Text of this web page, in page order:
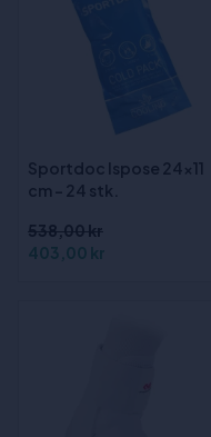
Sportdoc Ispose 24x11
cm - 24 stk.
538,00 kr
403,00 kr